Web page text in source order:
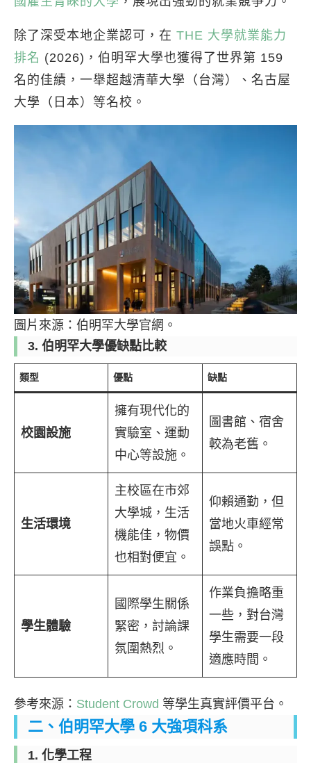
除了深受本地企業認可，在 THE 大學就業能力
排名 (2026)，伯明罕大學也獲得了世界第 159
名的佳績，一舉超越清華大學（台灣）、名古屋
大學（日本）等名校。
圖片來源：伯明罕大學官網。
3. 伯明罕大學優缺點比較
類型 優點 缺點
校園設施
擁有現代化的
實驗室、運動
中心等設施。
圖書館、宿舍
較為老舊。
生活環境
主校區在市郊
大學城，生活
機能佳，物價
也相對便宜。
仰賴通勤，但
當地火車經常
誤點。
學生體驗
國際學生關係
緊密，討論課
氛圍熱烈。
作業負擔略重
一些，對台灣
學生需要一段
適應時間。
參考來源： Student Crowd 等學生真實評價平台。
二、伯明罕大學 6 大強項科系
1. 化學工程